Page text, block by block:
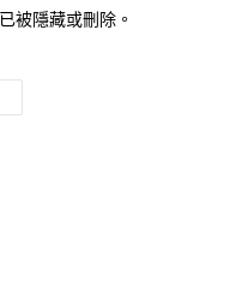
被隱藏或刪除。